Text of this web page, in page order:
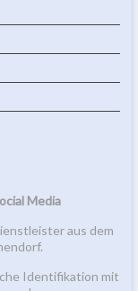
Media
aus dem
Identifikation mit